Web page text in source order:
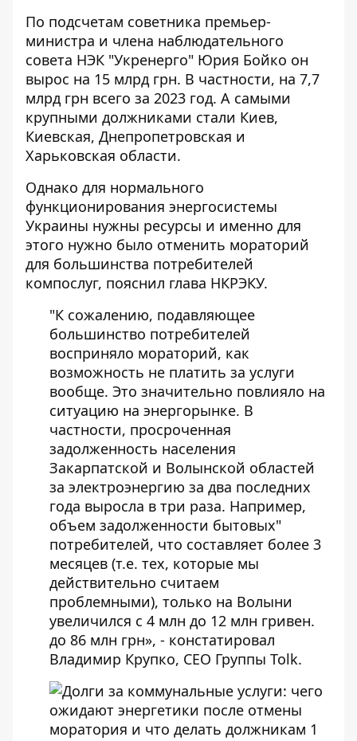
По подсчетам советника премьер-
министра и члена наблюдательного
совета НЭК "Укренерго" Юрия Бойко он
вырос на 15 млрд грн. В частности, на 7,7
млрд грн всего за 2023 год. А самыми
крупными должниками стали Киев,
Киевская, Днепропетровская и
Харьковская области.
Однако для нормального
функционирования энергосистемы
Украины нужны ресурсы и именно для
этого нужно было отменить мораторий
для большинства потребителей
компослуг, пояснил глава НКРЭКУ.
"К сожалению, подавляющее
большинство потребителей
восприняло мораторий, как
возможность не платить за услуги
вообще. Это значительно повлияло на
ситуацию на энергорынке. В
частности, просроченная
задолженность населения
Закарпатской и Волынской областей
за электроэнергию за два последних
года выросла в три раза. Например,
объем задолженности бытовых"
потребителей, что составляет более 3
месяцев (т.е. тех, которые мы
действительно считаем
проблемными), только на Волыни
увеличился с 4 млн до 12 млн гривен.
до 86 млн грн», - констатировал
Владимир Крупко, СЕО Группы Tolk.